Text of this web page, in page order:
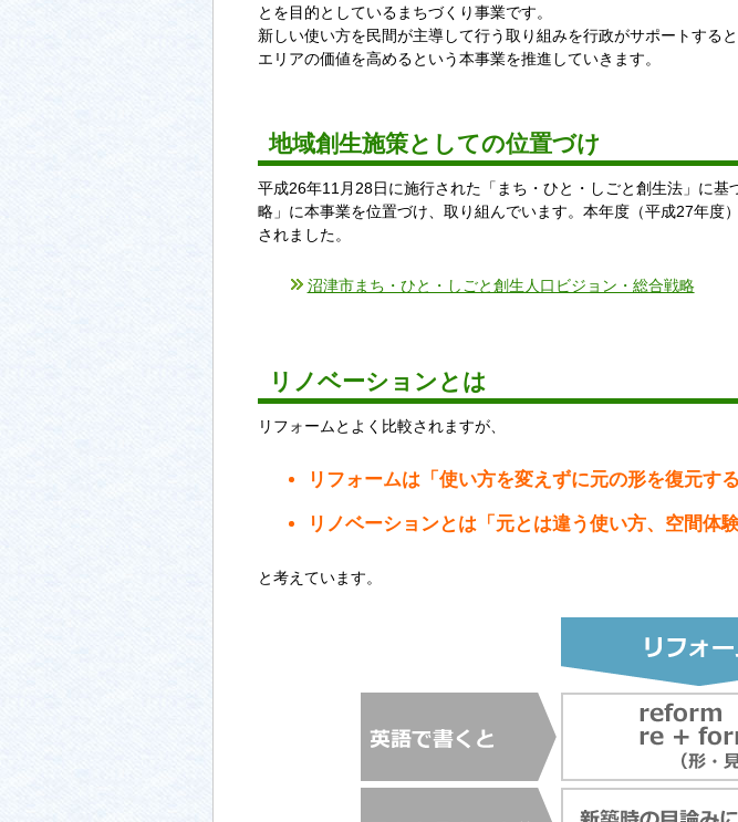
とを目的としているまちづくり事業です。
新しい使い方を民間が主導して行う取り組みを行政がサポートする
エリアの価値を高めるという本事業を推進していきます。
地域創生施策としての位置づけ
平成26年11月28日に施行された「まち・ひと・しごと創生法」に
略」に本事業を位置づけ、取り組んでいます。本年度（平成27年
されました。
沼津市まち・ひと・しごと創生人口ビジョン・総合戦略
リノベーションとは
リフォームとよく比較されますが、
リフォームは「使い方を変えずに元の形を復元する
リノベーションとは「元とは違う使い方、空間体
と考えています。